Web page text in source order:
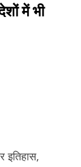
में भी
इतिहास,